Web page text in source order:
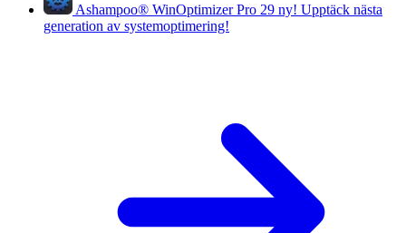
Ashampoo® WinOptimizer Pro 29 ny! Upptäck nästa
generation av systemoptimering!